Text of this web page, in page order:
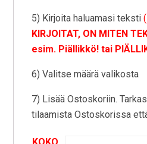
5) Kirjoita haluamasi teksti(
KIRJOITAT, ON MITEN
esim. Piällikkö! tai
6) Valitse määrä valikosta
7) Lisää Ostoskoriin.
tilaamista Ostoskorissa